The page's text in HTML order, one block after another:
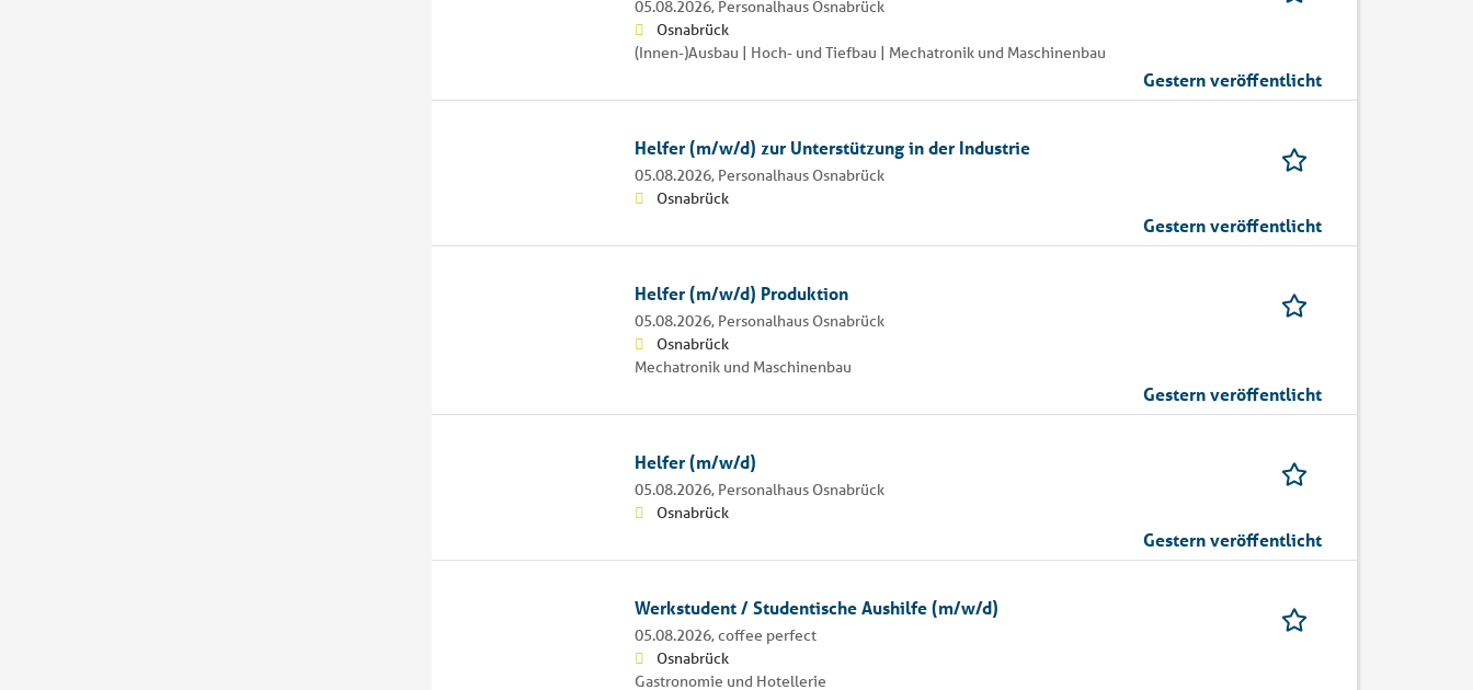
05.08.2026, Personalhaus Osnabrück
Osnabrück
(Innen-)Ausbau | Hoch- und Tiefbau | Mechatronik und Maschinenbau
Gestern veröffentlicht
Helfer (m/w/d) zur Unterstützung in der Industrie
05.08.2026, Personalhaus Osnabrück
Osnabrück
Gestern veröffentlicht
Helfer (m/w/d) Produktion
05.08.2026, Personalhaus Osnabrück
Osnabrück
Mechatronik und Maschinenbau
Gestern veröffentlicht
Helfer (m/w/d)
05.08.2026, Personalhaus Osnabrück
Osnabrück
Gestern veröffentlicht
Werkstudent / Studentische Aushilfe (m/w/d)
05.08.2026,coffee perfect
Osnabrück
Gastronomie und Hotellerie